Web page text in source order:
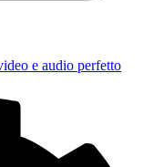
e audio perfetto